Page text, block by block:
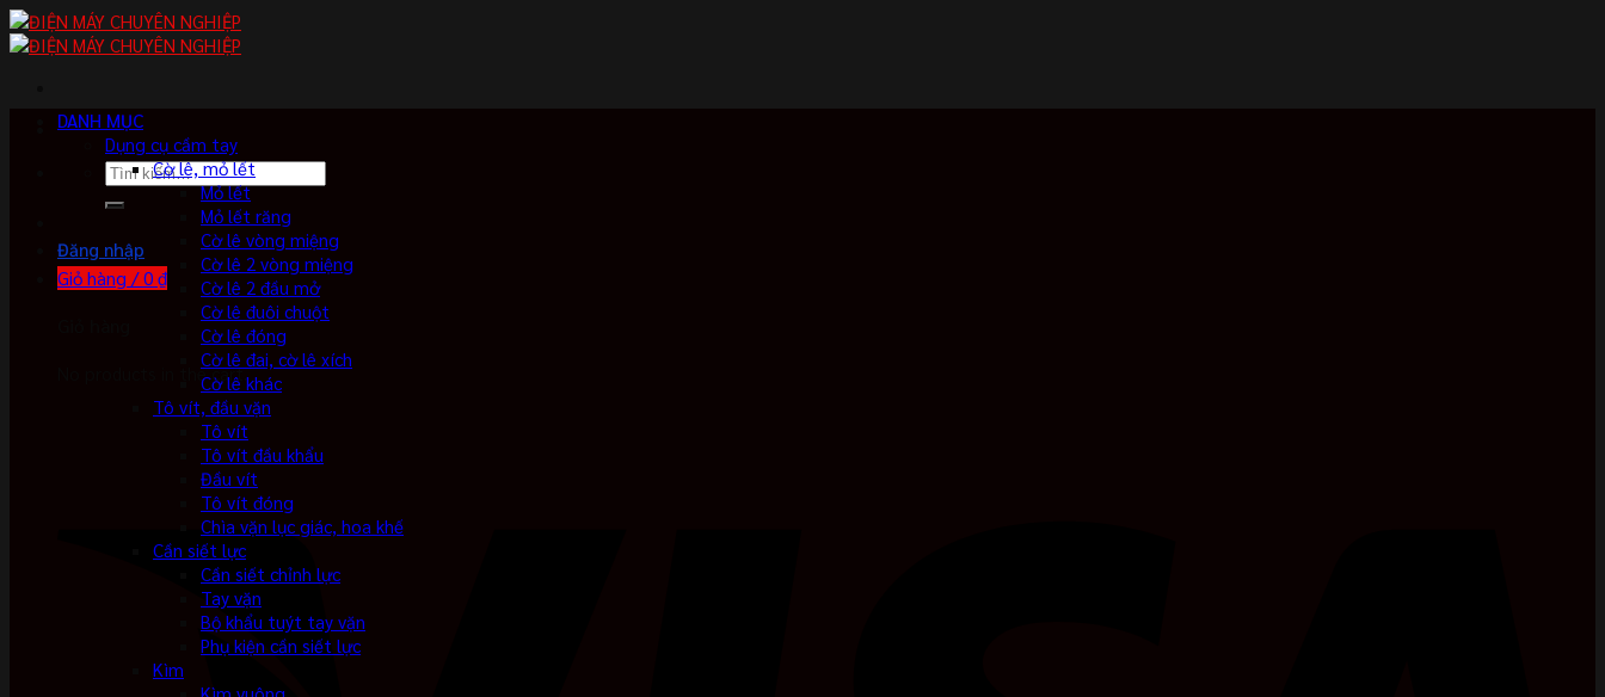
Skip
to
Tìm
kiếm:
Đăng nhập
Giỏ hàng /0 ₫
No products in the cart.
DANH MỤC
Dụng cụ cầm tay
Cờ lê, mỏ lết
Mỏ lết
Mỏ lết răng
Cờ lê vòng miệng
Cờ lê 2 vòng miệng
Cờ lê 2 đầu mở
Cờ lê đuôi chuột
Cờ lê đóng
Cờ lê đai, cờ lê xích
Cờ lê khác
Tô vít, đầu vặn
Tô vít
Tô vít đầu khẩu
Đầu vít
Tô vít đóng
Chìa vặn lục giác, hoa khế
Cần siết lực
Cần siết chỉnh lực
Tay vặn
Bộ khẩu tuýt tay vặn
Phụ kiện cần siết lực
Kìm